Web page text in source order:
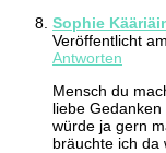
Sophie
Veröffentlicht am
Antworten
Mensch du
liebe
würde ja gern
bräuchte ich da